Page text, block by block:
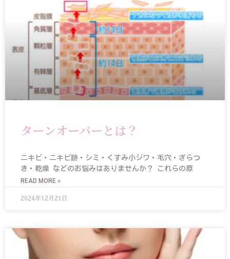
ターンオーバーとは？
ニキビ・ニキビ跡・シミ・くすみ小ジワ・毛穴・ざらつ
き・乾燥 などのお悩みはありませんか？ これらの原
READ MORE »
2024年12月21日